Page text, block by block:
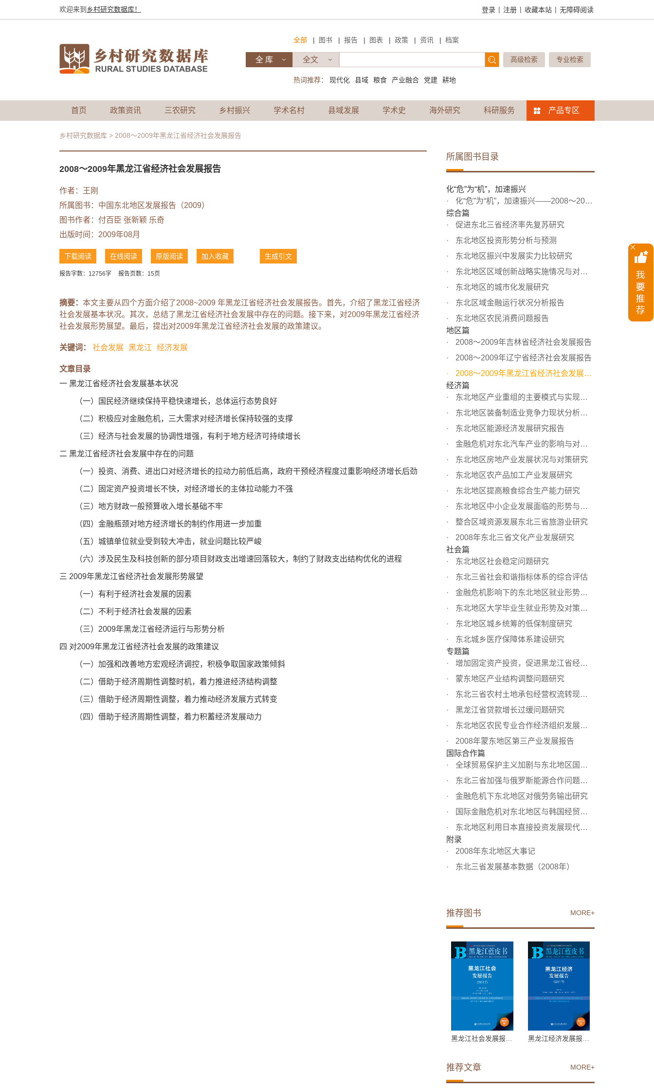
欢迎来到 乡村研究数据库！ 登录 | 注册 | 收藏本站 | 无障碍阅读
全部 | 图书 | 报告 | 图表 | 政策 | 资讯 | 档案
高级检索 专业检索
热词推荐： 现代化 县域 粮食 产业融合 党建 耕地
首页 政策资讯 三农研究 乡村振兴 学术名村 县域发展 学术史 海外研究 科研服务 产品专区
乡村研究数据库 > 2008～2009年黑龙江省经济社会发展报告
2008～2009年黑龙江省经济社会发展报告
作者：王刚
所属图书： 中国东北地区发展报告（2009）
图书作者： 付百臣 张新颖 乐奇
出版时间：2009年08月
下载阅读 在线阅读 原版阅读 加入收藏 生成引文
报告字数：12756字 报告页数：15页
摘要： 本文主要从四个方面介绍了2008~2009 年黑龙江省经济社会发展报告。首先，介绍了黑龙江省经济
社会发展基本状况。其次，总结了黑龙江省经济社会发展中存在的问题。接下来，对2009年黑龙江省经济
社会发展形势展望。最后，提出对2009年黑龙江省经济社会发展的政策建议。
关键词： 社会发展 黑龙江 经济发展
文章目录
一 黑龙江省经济社会发展基本状况
（一）国民经济继续保持平稳快速增长，总体运行态势良好
（二）积极应对金融危机，三大需求对经济增长保持较强的支撑
（三）经济与社会发展的协调性增强，有利于地方经济可持续增长
二 黑龙江省经济社会发展中存在的问题
（一）投资、消费、进出口对经济增长的拉动力前低后高，政府干预经济程度过重影响经济增长后劲
（二）固定资产投资增长不快，对经济增长的主体拉动能力不强
（三）地方财政一般预算收入增长基础不牢
（四）金融瓶颈对地方经济增长的制约作用进一步加重
（五）城镇单位就业受到较大冲击，就业问题比较严峻
（六）涉及民生及科技创新的部分项目财政支出增速回落较大，制约了财政支出结构优化的进程
三 2009年黑龙江省经济社会发展形势展望
（一）有利于经济社会发展的因素
（二）不利于经济社会发展的因素
（三）2009年黑龙江省经济运行与形势分析
四 对2009年黑龙江省经济社会发展的政策建议
（一）加强和改善地方宏观经济调控，积极争取国家政策倾斜
（二）借助于经济周期性调整时机，着力推进经济结构调整
（三）借助于经济周期性调整，着力推动经济发展方式转变
（四）借助于经济周期性调整，着力积蓄经济发展动力
所属图书目录
化“危”为“机”，加速振兴
化“危”为“机”，加速振兴——2008～2009年东北地区经济...
综合篇
促进东北三省经济率先复苏研究
东北地区投资形势分析与预测
东北地区振兴中发展实力比较研究
东北地区区域创新战略实施情况与对策研究
东北地区的城市化发展研究
东北区域金融运行状况分析报告
东北地区农民消费问题报告
地区篇
2008～2009年吉林省经济社会发展报告
2008～2009年辽宁省经济社会发展报告
2008～2009年黑龙江省经济社会发展报告
经济篇
东北地区产业重组的主要模式与实现机制
东北地区装备制造业竞争力现状分析与对策研究
东北地区能源经济发展研究报告
金融危机对东北汽车产业的影响与对策研究
东北地区房地产业发展状况与对策研究
东北地区农产品加工产业发展研究
东北地区提高粮食综合生产能力研究
东北地区中小企业发展面临的形势与对策
整合区域资源发展东北三省旅游业研究
2008年东北三省文化产业发展研究
社会篇
东北地区社会稳定问题研究
东北三省社会和谐指标体系的综合评估
金融危机影响下的东北地区就业形势分析与预测
东北地区大学毕业生就业形势及对策研究
东北地区城乡统筹的低保制度研究
东北城乡医疗保障体系建设研究
专题篇
增加固定资产投资，促进黑龙江省经济快速发展
蒙东地区产业结构调整问题研究
东北三省农村土地承包经营权流转现状及对策研究
黑龙江省贷款增长过缓问题研究
东北地区农民专业合作经济组织发展问题研究
2008年蒙东地区第三产业发展报告
国际合作篇
全球贸易保护主义加剧与东北地区国际经贸合作发展报告
东北三省加强与俄罗斯能源合作问题研究
金融危机下东北地区对俄劳务输出研究
国际金融危机对东北地区与韩国经贸关系的影响及对策研究
东北地区利用日本直接投资发展现代服务业研究
附录
2008年东北地区大事记
东北三省发展基本数据（2008年）
MORE+
推荐图书
MORE+
推荐文章